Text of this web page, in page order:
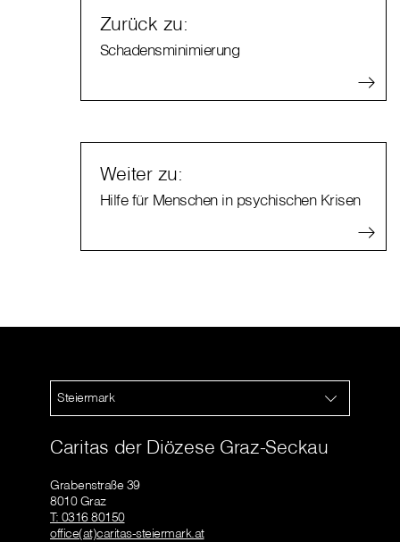
Zurück zu:
Schadensminimierung
Weiter zu:
Hilfe für Menschen in psychischen Krisen
Steiermark
Caritas der Diözese Graz-Seckau
Grabenstraße 39
8010 Graz
T: 0316 80150
office(at)caritas-steiermark.at